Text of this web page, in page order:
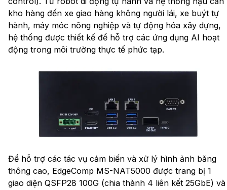
kho hàng đến xe giao hàng không người lái, xe buýt tự
hành, máy móc nông nghiệp và tự động hóa xây dựng,
hệ thống được thiết kế để hỗ trợ các ứng dụng AI hoạt
động trong môi trường thực tế phức tạp.
Để hỗ trợ các tác vụ cảm biến và xử lý hình ảnh băng
thông cao, EdgeComp MS-NAT5000 được trang bị 1
giao diện QSFP28 100G (chia thành 4 liên kết 25GbE) và